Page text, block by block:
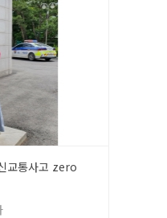
교통사고 zero